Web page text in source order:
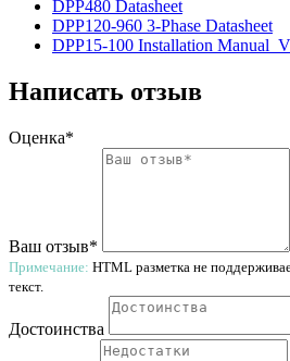
DPP480 Datasheet
DPP120-960 3-Phase Datasheet
DPP15-100 Installation
Написать отзыв
Оценка*
Ваш отзыв*
Примечание: HTML разметка не
текст.
Достоинства